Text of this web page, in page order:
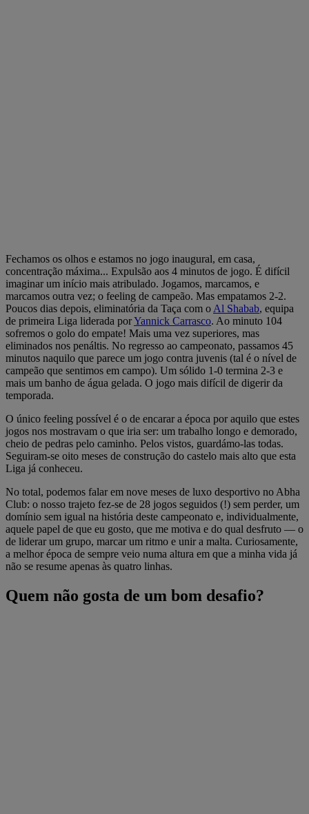
Fechamos os olhos e estamos no jogo inaugural, em casa,
concentração máxima... Expulsão aos 4 minutos de jogo. É difícil
imaginar um início mais atribulado. Jogamos, marcamos, e
marcamos outra vez; o feeling de campeão. Mas empatamos 2-2.
Poucos dias depois, eliminatória da Taça com o Al Shabab, equipa
de primeira Liga liderada porYannick Carrasco. Ao minuto 104
sofremos o golo do empate! Mais uma vez superiores, mas
eliminados nos penáltis. No regresso ao campeonato, passamos 45
minutos naquilo que parece um jogo contra juvenis (tal é o nível de
campeão que sentimos em campo). Um sólido 1-0 termina 2-3 e
mais um banho de água gelada. O jogo mais difícil de digerir da
temporada.
O único feeling possível é o de encarar a época por aquilo que estes
jogos nos mostravam o que iria ser: um trabalho longo e demorado,
cheio de pedras pelo caminho. Pelos vistos, guardámo-las todas.
Seguiram-se oito meses de construção do castelo mais alto que esta
Liga já conheceu.
No total, podemos falar em nove meses de luxo desportivo no Abha
Club: o nosso trajeto fez-se de 28 jogos seguidos (!) sem perder, um
domínio sem igual na história deste campeonato e, individualmente,
aquele papel de que eu gosto, que me motiva e do qual desfruto — o
de liderar um grupo, marcar um ritmo e unir a malta. Curiosamente,
a melhor época de sempre veio numa altura em que a minha vida já
não se resume apenas às quatro linhas.
Quem não gosta de um bom desafio?